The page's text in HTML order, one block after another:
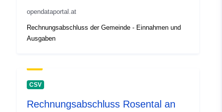
opendataportal.at
Rechnungsabschluss der Gemeinde - Einnahmen und
Ausgaben
CSV
Rechnungsabschluss Rosental an